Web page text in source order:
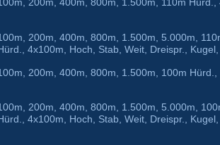
200m 400m 800m 1.500m 5.000m
4x100m Hoch Stab, Weit, Dreispr. Kugel
200m 400m 800m 1.500m 100m Hürd.
200m 400m 800m 1.500m 5.000m
4x100m Hoch Stab, Weit, Dreispr. Kugel